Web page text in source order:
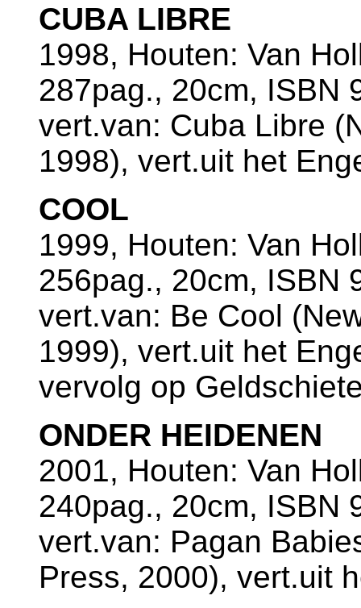
CUBA LIBRE
1998, Houten: Van
287pag., 20cm, ISBN
vert.van: Cuba Libre
1998), vert.uit het
COOL
1999, Houten: Van
256pag., 20cm, ISBN
vert.van: Be Cool
1999), vert.uit het
vervolg op
ONDER HEIDENEN
2001, Houten: Van
240pag., 20cm, ISBN
vert.van: Pagan
Press, 2000), vert.uit